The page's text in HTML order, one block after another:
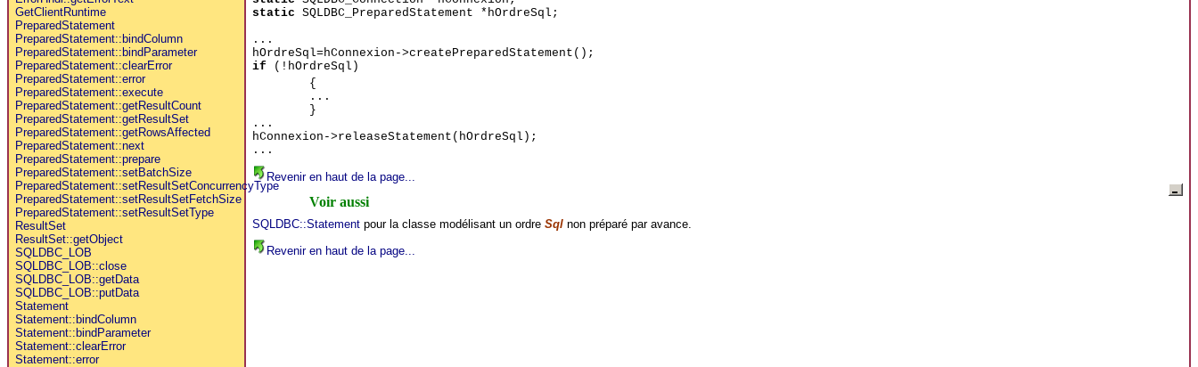
GetClientRuntime
PreparedStatement
PreparedStatement::bindColumn
PreparedStatement::bindParameter
PreparedStatement::clearError
PreparedStatement::error
PreparedStatement::execute
PreparedStatement::getResultCount
PreparedStatement::getResultSet
PreparedStatement::getRowsAffected
PreparedStatement::next
PreparedStatement::prepare
PreparedStatement::setBatchSize
PreparedStatement::setResultSetConcurrencyType
PreparedStatement::setResultSetFetchSize
PreparedStatement::setResultSetType
ResultSet
ResultSet::getObject
SQLDBC_LOB
SQLDBC_LOB::close
SQLDBC_LOB::getData
SQLDBC_LOB::putData
Statement
Statement::bindColumn
Statement::bindParameter
Statement::clearError
Statement::error
static SQLDBC_PreparedStatement *hOrdreSql;
...
hOrdreSql=hConnexion->createPreparedStatement();
if(!hOrdreSql)
{
...
}
...
hConnexion->releaseStatement(hOrdreSql);
...
Revenir en haut de la page...
Voir aussi
SQLDBC::Statementpour la classe modélisant un ordre Sqlnon préparé par avance.
Revenir en haut de la page...